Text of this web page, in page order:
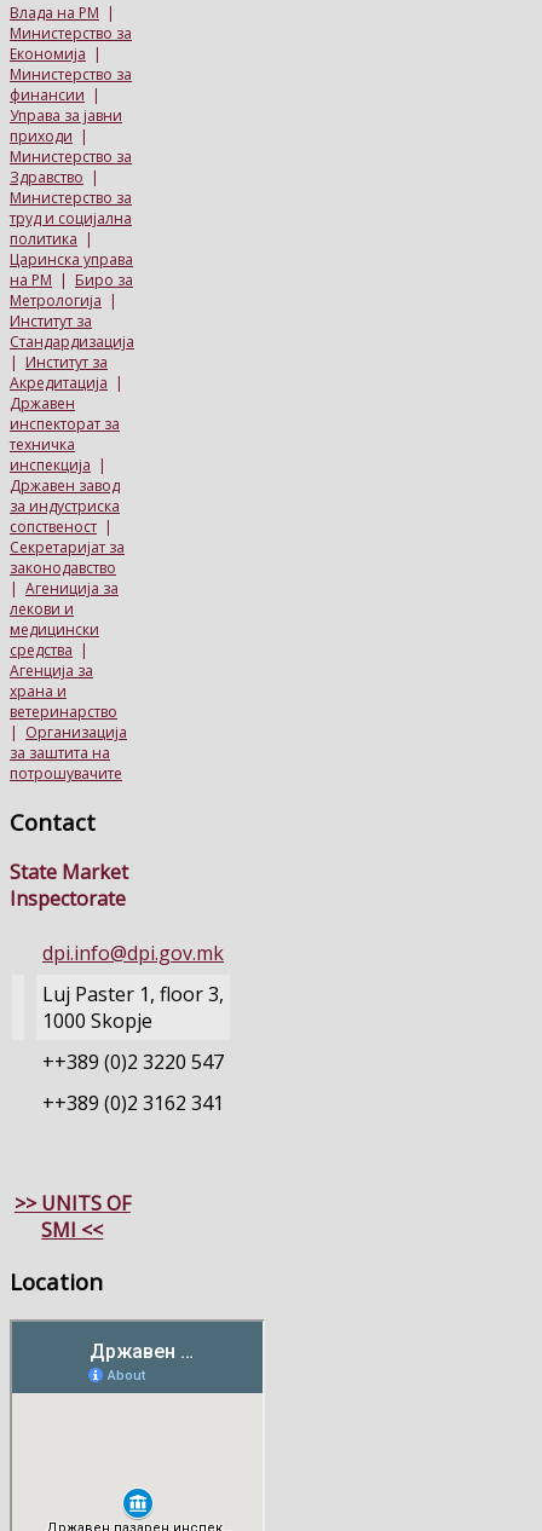
Влада на РМ |
Министерство за
Економија |
Министерство за
финансии |
Управа за јавни
приходи |
Министерство за
Здравство |
Министерство за
труд и социјална
политика |
Царинска управа
на РМ | Биро за
Метрологија |
Институт за
Стандардизација
| Институт за
Акредитација |
Државен
инспекторат за
техничка
инспекција |
Државен завод
за индустриска
сопственост |
Секретаријат за
законодавство
| Агениција за
лекови и
медицински
средства |
Агенција за
храна и
ветеринарство
| Организација
за заштита на
потрошувачите
Contact
State Market
Inspectorate
dpi.info@dpi.gov.mk
Luj Paster 1, floor 3,
1000 Skopje
++389 (0)2 3220 547
++389 (0)2 3162 341
>> UNITS OF
SMI <<
Location